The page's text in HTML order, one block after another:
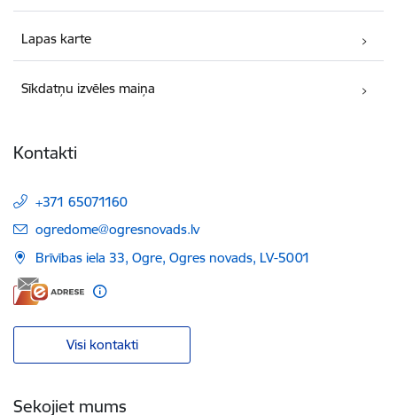
Lapas karte
Sīkdatņu izvēles maiņa
Kontakti
+371 65071160
E-pasts:
ogredome@ogresnovads.lv
Brīvības iela 33, Ogre, Ogres novads, LV-5001
Visi kontakti
Sekojiet mums